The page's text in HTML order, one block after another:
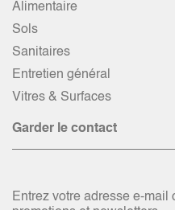
Alimentaire
Sols
Sanitaires
Entretien général
Vitres & Surfaces
Garder le contact
Entrez votre adresse e-